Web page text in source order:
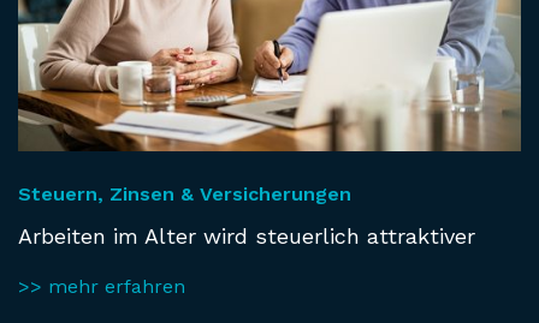
Steuern, Zinsen & Versicherungen
Arbeiten im Alter wird steuerlich attraktiver
>> mehr erfahren